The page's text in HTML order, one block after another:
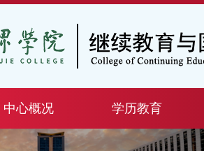
中心概况 学历教育